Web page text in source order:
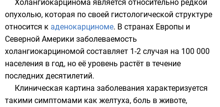
Холангиокарцинома является относительно редкой
опухолью, которая по своей гистологической структуре
относится к аденокарциноме. В странах Европы и
Северной Америки заболеваемость
холангиокарциномой составляет 1-2 случая на 100 000
населения в год, но её уровень растёт в течение
последних десятилетий.
Клиническая картина заболевания характеризуется
такими симптомами как желтуха, боль в животе,